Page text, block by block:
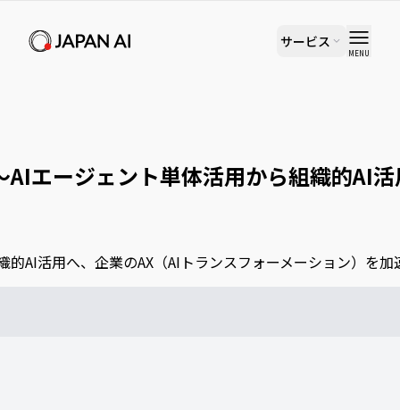
サービス
MENU
エージェント単体活用から組織的AI